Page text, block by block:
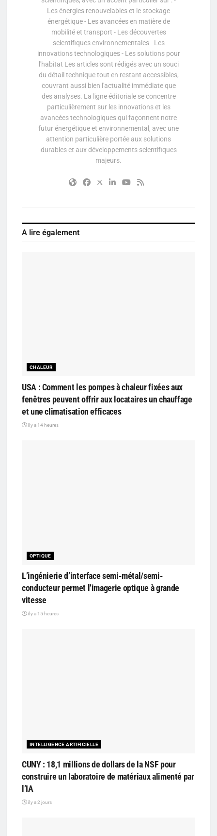
Les énergies renouvelables et le stockage
énergétique - Les avancées en matière de
mobilité et transport - Les découvertes
scientifiques environnementales - Les
innovations technologiques - Les solutions pour
l'habitat Les articles sont rédigés avec un souci
du détail technique tout en restant accessibles,
couvrant aussi bien l'actualité immédiate que
des analyses. La ligne éditoriale se concentre
particulièrement sur les innovations et les
avancées technologiques qui façonnent notre
futur énergétique et environnemental, avec une
attention particulière portée aux solutions
durables et aux développements scientifiques
majeurs.
A lire également
CHALEUR
USA : Comment les pompes à chaleur fixées aux
fenêtres peuvent offrir aux locataires un chauffage
et une climatisation efficaces
il y a 14 heures
OPTIQUE
L’ingénierie d’interface semi-métal/semi-
conducteur permet l’imagerie optique à grande
vitesse
il y a 15 heures
INTELLIGENCE ARTIFICIELLE
CUNY : 18,1 millions de dollars de la NSF pour
construire un laboratoire de matériaux alimenté par
l’IA
il y a 2 jours